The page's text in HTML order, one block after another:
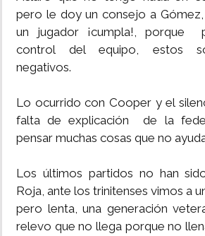
pero le doy un consejo a
un jugador ¡cumpla!, porque
control del equipo, estos
negativos.
Lo ocurrido con Cooper y el
falta de explicación de la
pensar muchas cosas que no
Los últimos partidos no han
Roja, ante los trinitenses vimos a
pero lenta, una generación
relevo que no llega porque no